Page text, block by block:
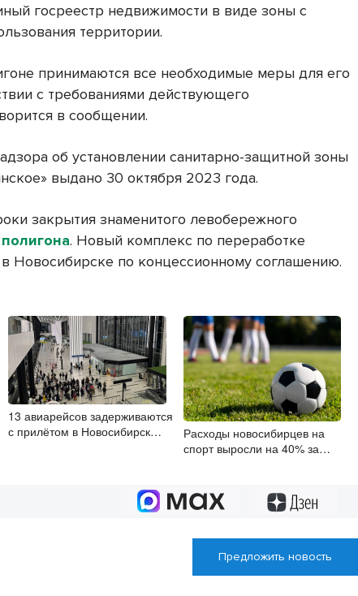
госреестр недвижимости в виде зоны с
территории.
принимаются все необходимые меры для его
с требованиями действующего
в сообщении.
об установлении санитарно-защитной зоны
выдано 30 октября 2023 года.
закрытия знаменитого левобережного
. Новый комплекс по переработке
Новосибирске по концессионному соглашению.
13 авиарейсов задерживаются
с прилётом в Новосибирск
Расходы новосибирцев на
спорт выросли на 40% за
Предложить новость